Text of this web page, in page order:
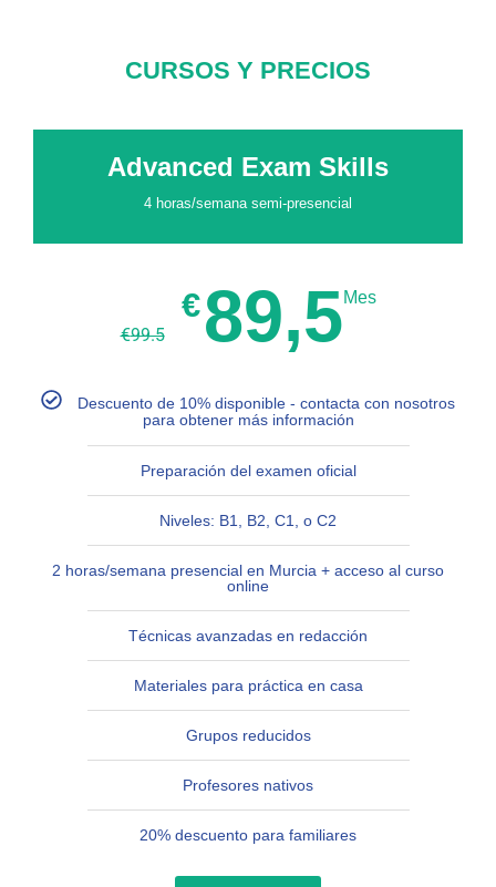
CURSOS Y PRECIOS
Advanced Exam Skills
4 horas/semana semi-presencial
€99.5
€89,5Mes
Descuento de 10% disponible - contacta con nosotros
para obtener más información
Preparación del examen oficial
Niveles: B1, B2, C1, o C2
2 horas/semana presencial en Murcia + acceso al curso
online
Técnicas avanzadas en redacción
Materiales para práctica en casa
Grupos reducidos
Profesores nativos
20% descuento para familiares